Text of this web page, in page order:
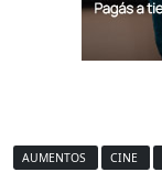
AUMENTOS CINE